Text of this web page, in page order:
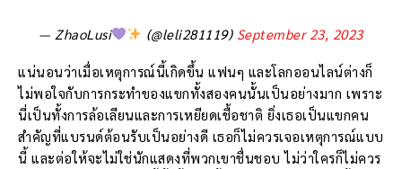
— ZhaoLusi (@leli281119) September 23, 2023
แน่นอนว่าเมื่อเหตุการณ์นี้เกิดขึ้น แฟนๆ และโลกออนไลน์ต่างก็
ไม่พอใจกับการกระทำของแขกทั้งสองคนนั้นเป็นอย่างมาก เพราะ
นี่เป็นทั้งการล้อเลียนและการเหยียดเชื้อชาติ ยิ่งเธอเป็นแขกคน
สำคัญที่แบรนด์ต้อนรับเป็นอย่างดี เธอก็ไม่ควรเจอเหตุการณ์แบบ
นี้ และต่อให้จะไม่ใช่นักแสดงที่พวกเขาชื่นชอบ ไม่ว่าใครก็ไม่ควร